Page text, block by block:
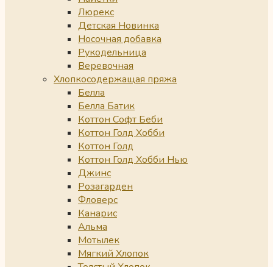
Люрекс
Детская Новинка
Носочная добавка
Рукодельница
Веревочная
Хлопкосодержащая пряжа
Белла
Белла Батик
Коттон Софт Беби
Коттон Голд Хобби
Коттон Голд
Коттон Голд Хобби Нью
Джинс
Розагарден
Фловерс
Канарис
Альма
Мотылек
Мягкий Хлопок